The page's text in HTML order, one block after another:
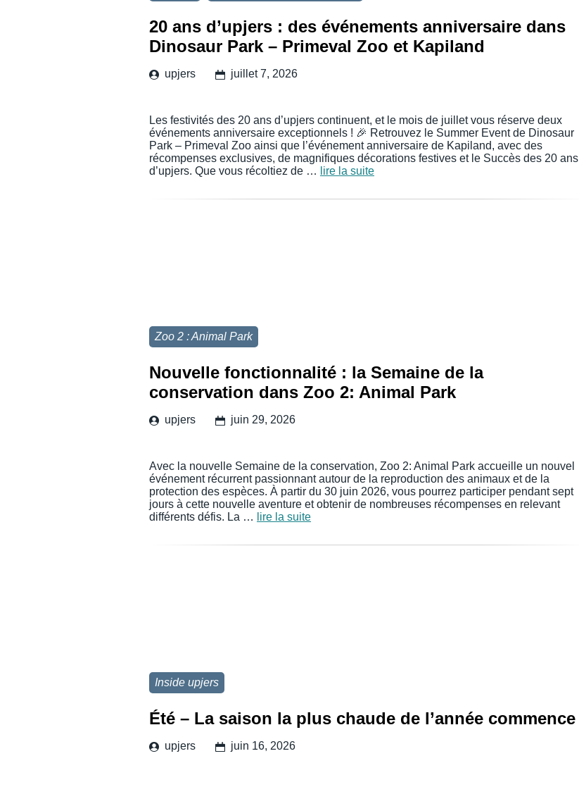
20 ans d’upjers : des événements anniversaire dans
Dinosaur Park – Primeval Zoo et Kapiland
upjers juillet 7, 2026
Les festivités des 20 ans d’upjers continuent, et le mois de juillet vous réserve deux
événements anniversaire exceptionnels ! 🎉 Retrouvez le Summer Event de Dinosaur
Park – Primeval Zoo ainsi que l’événement anniversaire de Kapiland, avec des
récompenses exclusives, de magnifiques décorations festives et le Succès des 20 ans
d’upjers. Que vous récoltiez de …
lire la suite
Zoo 2 : Animal Park
Nouvelle fonctionnalité : la Semaine de la
conservation dans Zoo 2: Animal Park
upjers juin 29, 2026
Avec la nouvelle Semaine de la conservation, Zoo 2: Animal Park accueille un nouvel
événement récurrent passionnant autour de la reproduction des animaux et de la
protection des espèces. À partir du 30 juin 2026, vous pourrez participer pendant sept
jours à cette nouvelle aventure et obtenir de nombreuses récompenses en relevant
différents défis. La …
lire la suite
Inside upjers
Été – La saison la plus chaude de l’année commence
upjers juin 16, 2026